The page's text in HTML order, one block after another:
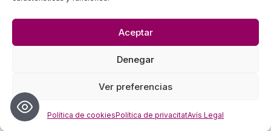
Aceptar
Denegar
Ver preferencias
Política de cookiesPolítica de privacitatAvís Legal